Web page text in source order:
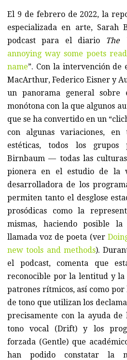
El 9 de febrero de 2022, la
especializada en arte, Sarah
podcast para el diario The
annoying way some poets
name”. Con la intervención de
MacArthur, Federico Eisner y
un panorama general
monótona con la que algunos
que se ha convertido en un
con algunas variaciones, en
estéticas, todos los
Birnbaum — todas las
pionera en el estudio de la
desarrolladora de los
permiten tanto el desglose
prosódicas como la
mismas, haciendo posible
llamada voz de poeta (ver
new tools and methods).
el podcast, comenta que
reconocible por la lentitud y
patrones rítmicos, así como
de tono que utilizan los
precisamente con la ayuda de
tono vocal (Drift) y los
forzada (Gentle) que
han podido constatar la